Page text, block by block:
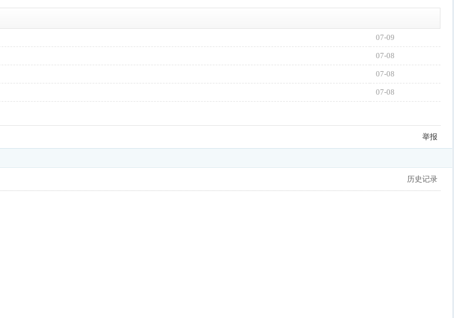
07-09
07-08
07-08
07-08
举报
历史记录